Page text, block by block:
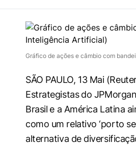
Gráfico de ações e câmbio com
SÃO PAULO, 13 Mai
Estrategistas ⁠do
Brasil ⁠e a América Latina
como ‌um relativo ‘porto
alternativa de